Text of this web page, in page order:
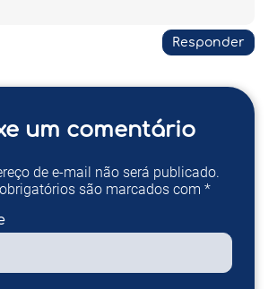
Responder
um comentário
de e-mail não será publicado.
são marcados com *